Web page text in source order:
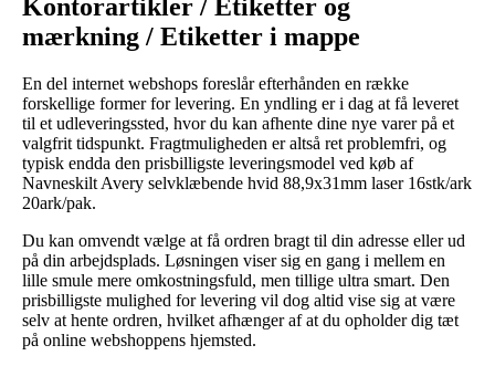
Kontorartikler / Etiketter og
mærkning / Etiketter i mappe
En del internet webshops foreslår efterhånden en række
forskellige former for levering. En yndling er i dag at få leveret
til et udleveringssted, hvor du kan afhente dine nye varer på et
valgfrit tidspunkt. Fragtmuligheden er altså ret problemfri, og
typisk endda den prisbilligste leveringsmodel ved køb af
Navneskilt Avery selvklæbende hvid 88,9x31mm laser 16stk/ark
20ark/pak.
Du kan omvendt vælge at få ordren bragt til din adresse eller ud
på din arbejdsplads. Løsningen viser sig en gang i mellem en
lille smule mere omkostningsfuld, men tillige ultra smart. Den
prisbilligste mulighed for levering vil dog altid vise sig at være
selv at hente ordren, hvilket afhænger af at du opholder dig tæt
på online webshoppens hjemsted.